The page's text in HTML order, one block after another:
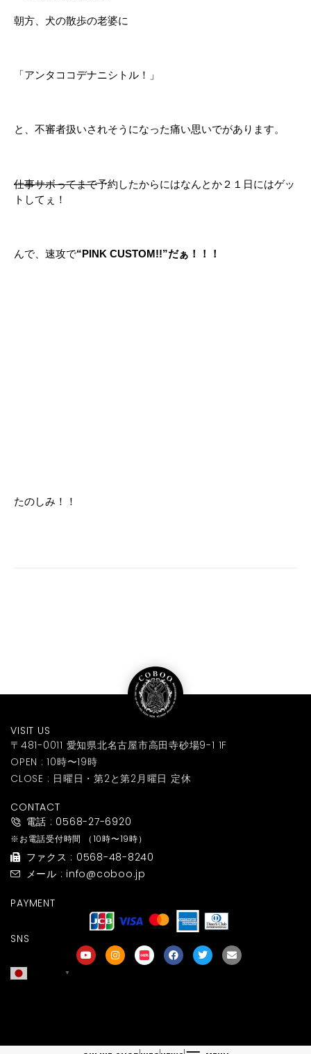
朝方、犬の散歩の老婆に
「アンタココデナニシトル！」
と、不審者扱いされそうになった痛い思いでがあります。
仕事サボってまで予約したからにはなんとか２１日にはゲッ
トしてぇ！
んで、速攻で“PINK CUSTOM!!”だぁ！！！
たのしみ！！
VISIT US
〒481-0011 愛知県北名古屋市高田寺砂場9-1 1F
OPEN : 10時〜19時
CLOSE : 日曜日・第2と第2月曜日 定休
CONTACT
電話 : 0568-27-6920
※お電話受付時間 （10時〜19時）
ファクス : 0568-48-8240
メール : info@coboo.jp
PAYMENT
SNS
▼